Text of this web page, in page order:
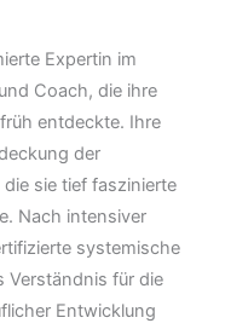
Expertin im
Coach, die ihre
entdeckte. Ihre
der
sie tief faszinierte
Nach intensiver
systemische
Verständnis für die
Entwicklung